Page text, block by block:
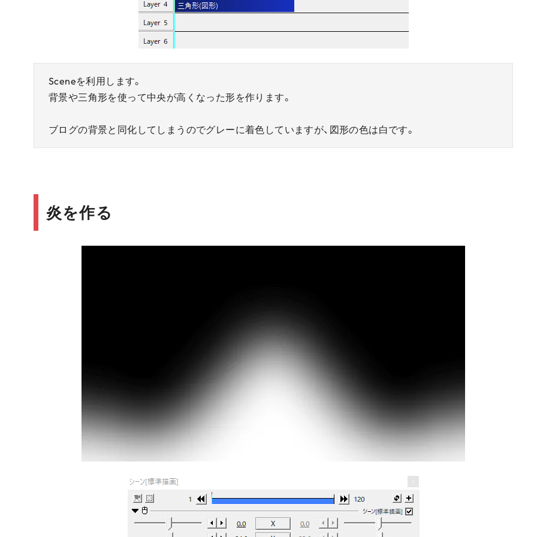
Sceneを利用します。
背景や三角形を使って中央が高くなった形を作ります。
ブログの背景と同化してしまうのでグレーに着色していますが、図形の色は白です。
炎を作る